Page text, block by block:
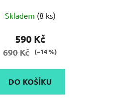
Skladem (8 ks)
590 Kč
690 Kč (–14 %)
DO KOŠÍKU